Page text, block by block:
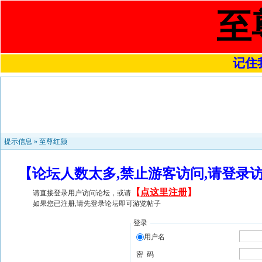
至
记住
提示信息 » 至尊红颜
【论坛人数太多,禁止游客访问,请登
请直接登录用户访问论坛，或请 【 点这里注册】
如果您已注册,请先登录论坛即可游览帖子
登录
用户名
密 码